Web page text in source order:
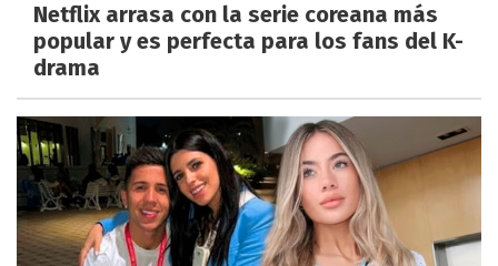
Netflix arrasa con la serie coreana más
popular y es perfecta para los fans del K-
drama